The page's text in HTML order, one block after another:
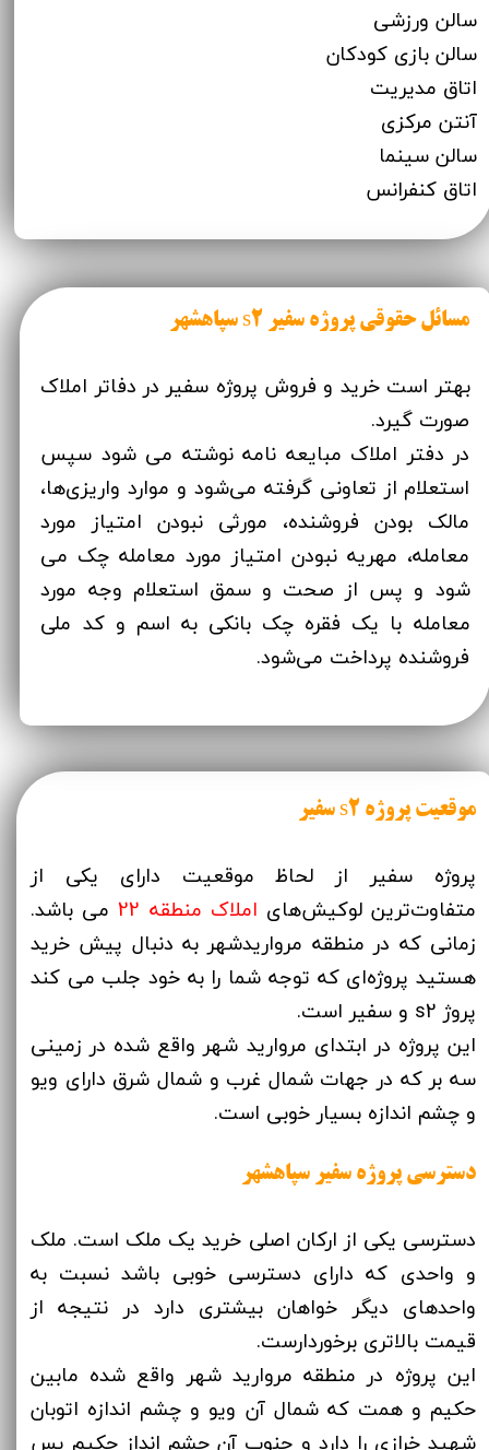
سالن ورزشی
سالن بازی کودکان
اتاق مدیریت
آنتن مرکزی
سالن سینما
اتاق کنفرانس
موقعیت پروژه s2 سفیر
پروژه سفیر از لحاظ موقعیت دارای یکی از
متفاوت‌ترین لوکیش‌های املاک منطقه 22
می باشد.
زمانی که در منطقه مرواریدشهر به دنبال پیش خرید
هستید پروژه‌ای که توجه شما را به خود جلب می کند
پروژ s2 و سفیر است.
این پروژه در ابتدای مروارید شهر واقع شده در زمینی
سه بر که در جهات شمال غرب و شمال شرق دارای ویو
و چشم اندازه بسیار خوبی است.
دسترسی پروژه سفیر سپاهشهر
دسترسی یکی از ارکان اصلی خرید یک ملک است. ملک
و واحدی که دارای دسترسی خوبی باشد نسبت به
واحدهای دیگر خواهان بیشتری دارد در نتیجه از
قیمت بالاتری برخوردارست.
​​​​​​​این پروژه در منطقه مروارید شهر واقع شده مابین
حکیم و همت که شمال آن ویو و چشم اندازه اتوبان
شهید خرازی را دارد و جنوب آن چشم انداز حکیم پس
مسائل حقوقی پروژه سفیر s2 سپاهشهر
بهتر است خرید و فروش پروژه سفیر در دفاتر املاک
صورت گیرد.
در دفتر املاک مبایعه نامه نوشته می شود سپس
استعلام از تعاونی گرفته می‌شود و موارد واریزی‌ها،
مالک بودن فروشنده، مورثی نبودن امتیاز مورد
معامله، مهریه نبودن امتیاز مورد معامله چک می
شود و پس از صحت و سمق استعلام وجه مورد
معامله با یک فقره چک بانکی به اسم و کد ملی
فروشنده پرداخت می‌شود.